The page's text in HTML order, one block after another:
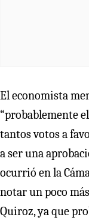
El economista
“probablemente
tantos votos a
a ser una
ocurrió en la
notar un poco
Quiroz, ya que